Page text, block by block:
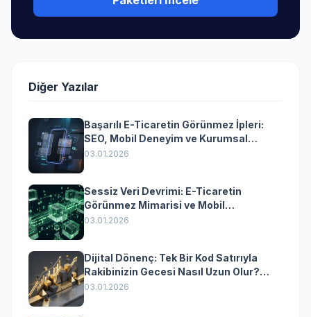
Diğer Yazılar
Başarılı E-Ticaretin Görünmez İpleri:
SEO, Mobil Deneyim ve Kurumsal
Yazılımın Kazandıran Senkronizasyonu
03.01.2026
Sessiz Veri Devrimi: E-Ticaretin
Görünmez Mimarisi ve Mobil
Dönüşümün Kurumsal Anahtarı
03.01.2026
Dijital Dönenç: Tek Bir Kod Satırıyla
Rakibinizin Gecesi Nasıl Uzun Olur?
(Kurumsal Yazılımın Güçlü Rolü)
03.01.2026